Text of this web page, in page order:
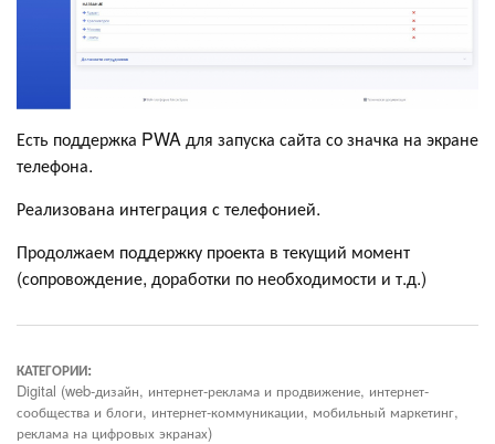
Есть поддержка PWA для запуска сайта со значка на экране
телефона.
Реализована интеграция с телефонией.
Продолжаем поддержку проекта в текущий момент
(сопровождение, доработки по необходимости и т.д.)
КАТЕГОРИИ:
Digital (web-дизайн, интернет-реклама и продвижение, интернет-
сообщества и блоги, интернет-коммуникации, мобильный маркетинг,
реклама на цифровых экранах)